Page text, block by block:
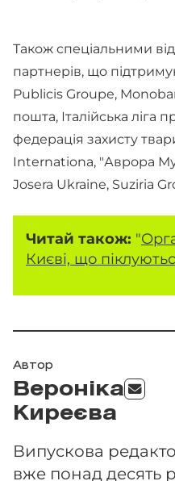
Також спеціальними
партнерів, що
Publicis Groupe,
пошта, Італійська ліга
федерація захисту
Internationa, "Аврора
Josera Ukraine, Suziria
Читай також: "
Києві, що
Автор
Вероніка
Киреєва
Випускова
вже понад десять